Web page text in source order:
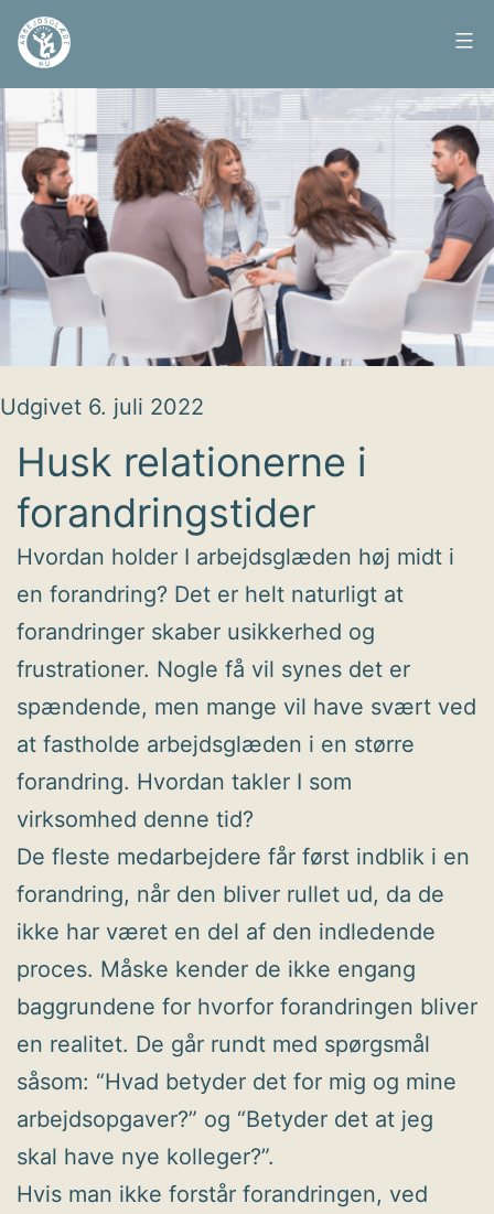
Fortsæt
indhold
Arbejdsglæde
Udgivet 6. juli 2022
Husk relationerne i
forandringstider
Hvordan holder I arbejdsglæden høj midt i
en forandring? Det er helt naturligt at
forandringer skaber usikkerhed og
frustrationer. Nogle få vil synes det er
spændende, men mange vil have svært ved
at fastholde arbejdsglæden i en større
forandring. Hvordan takler I som
virksomhed denne tid?
De fleste medarbejdere får først indblik i en
forandring, når den bliver rullet ud, da de
ikke har været en del af den indledende
proces. Måske kender de ikke engang
baggrundene for hvorfor forandringen bliver
en realitet. De går rundt med spørgsmål
såsom: “Hvad betyder det for mig og mine
arbejdsopgaver?” og “Betyder det at jeg
skal have nye kolleger?”.
Hvis man ikke forstår forandringen, ved